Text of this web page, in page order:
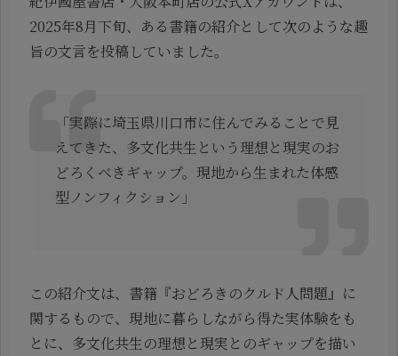
2025年8月下旬、ある書籍の紹介として次のような趣
旨の文言を投稿していました。
「実際に埼玉県川口市に住んでみることで見
えてきた、多文化共生という理想と現実のお
どろくべきギャップ。現地から生まれた体感
型ノンフィクション」
この紹介文は、書籍『おどろきのクルド人問題』に
関するもので、現地に暮らしながら得た実体験をも
とに、多文化共生の理想と現実とのギャップを描い